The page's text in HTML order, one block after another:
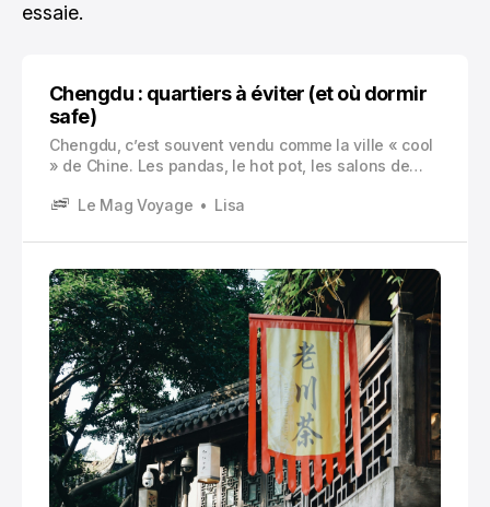
essaie.
Chengdu : quartiers à éviter (et où dormir
safe)
Chengdu, c’est souvent vendu comme la ville « cool
» de Chine. Les pandas, le hot pot, les salons de
et franchement, tout ça est vrai.
Le Mag Voyage Lisa